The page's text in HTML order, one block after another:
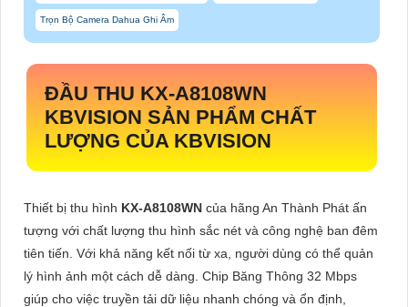
Trọn Bộ Camera Dahua Ghi Âm
ĐẦU THU KX-A8108WN
KBVISION SẢN PHẨM CHẤT
LƯỢNG CỦA KBVISION
Thiết bị thu hình KX-A8108WN của hãng An Thành Phát ấn
tượng với chất lượng thu hình sắc nét và công nghệ ban đêm
tiên tiến. Với khả năng kết nối từ xa, người dùng có thể quản
lý hình ảnh một cách dễ dàng. Chip Băng Thông 32 Mbps
giúp cho việc truyền tải dữ liệu nhanh chóng và ổn định,